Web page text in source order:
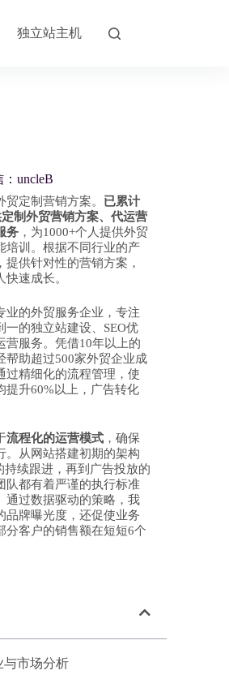
独立站主机
uncleB
定制营销方案。 已累计
制外贸营销方案、代运营
务，为1000+个人提供外贸
培训。根据不同行业的产
供针对性的营销方案，
速成长。
业的外贸服务企业，专注
一的独立站建设、SEO优
营服务。凭借10年以上的
帮助超过500家外贸企业成
过精细化的流程管理，使
提升60%以上，广告转化
流程化的运营模式，确保
。从网站搭建初期的架构
持续跟进，再到广告投放的
队都有着严谨的执行标准
通过数据驱动的策略，我
品牌曝光度，还促使业务
分客户的销售额在短短6个
与市场分析